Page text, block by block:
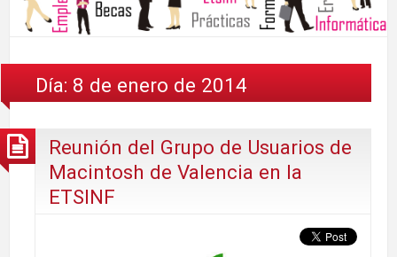
Día: 8 de enero de 2014
Reunión del Grupo de Usuarios de
Macintosh de Valencia en la
ETSINF